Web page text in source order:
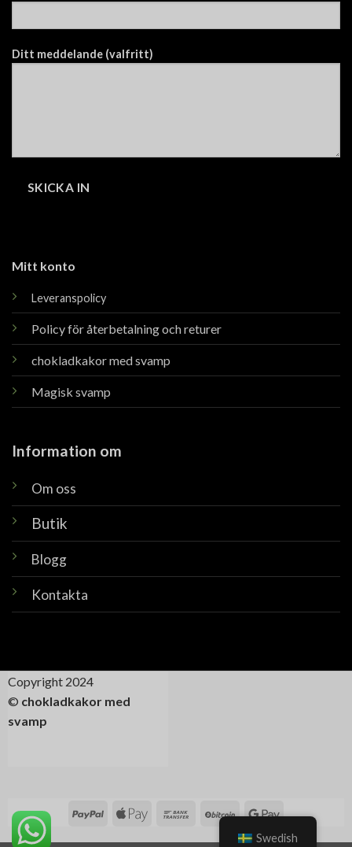
Mitt konto
Leveranspolicy
Policy för återbetalning och returer
chokladkakor med svamp
Magisk svamp
Information om
Om oss
Butik
Blogg
Kontakta
Ditt meddelande (valfritt)
Copyright 2024
© chokladkakor med
svamp
Swedish